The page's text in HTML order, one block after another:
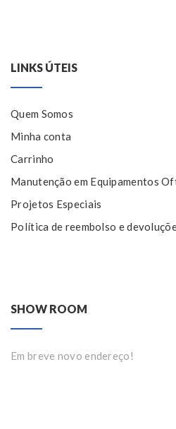
LINKS ÚTEIS
Quem Somos
Minha conta
Carrinho
Manutenção em Equipamentos
Projetos Especiais
Política de reembolso e
SHOW ROOM
Em breve novo endereço!